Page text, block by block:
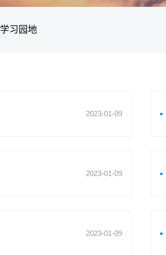
学习园地
2023-01-09
2023-01-09
2023-01-09